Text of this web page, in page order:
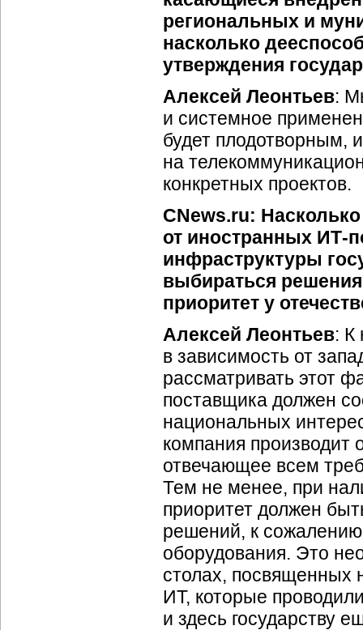
региональных и
насколько
утверждения
Алексей Леонтьев:
и системное
будет плодотворным,
на
конкретных проектов.
CNews.ru:
от иностранных ИТ-
инфраструктуры
выбираться
приоритет у
Алексей Леонтьев: К
в зависимость от
рассматривать этот
поставщика должен
национальных
компания производит
отвечающее всем
Тем не менее, при
приоритет должен
решений, к
оборудования. Это
столах, посвященных
ИТ, которые
и здесь государству